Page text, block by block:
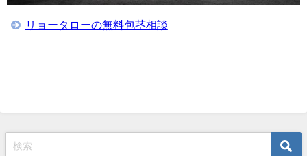
リョータローの無料包茎相談